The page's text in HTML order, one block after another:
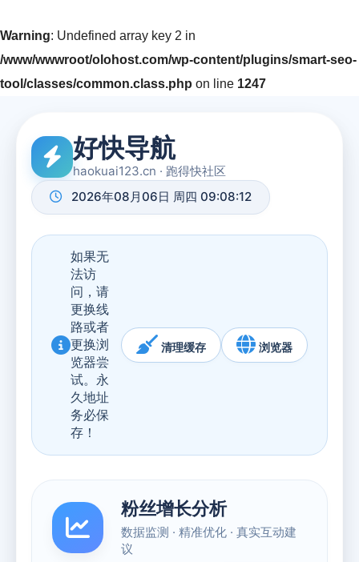
Warning: Undefined array key 2 in
/www/wwwroot/olohost.com/wp-content/plugins/smart-seo-
tool/classes/common.class.php on line 1247